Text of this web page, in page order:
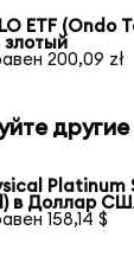
ETF (Ondo
злотый
200,09 zł
Platinum
в Доллар
158,14 $